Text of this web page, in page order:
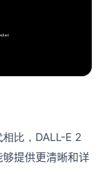
比， DALL-E 2
提供更清晰和详